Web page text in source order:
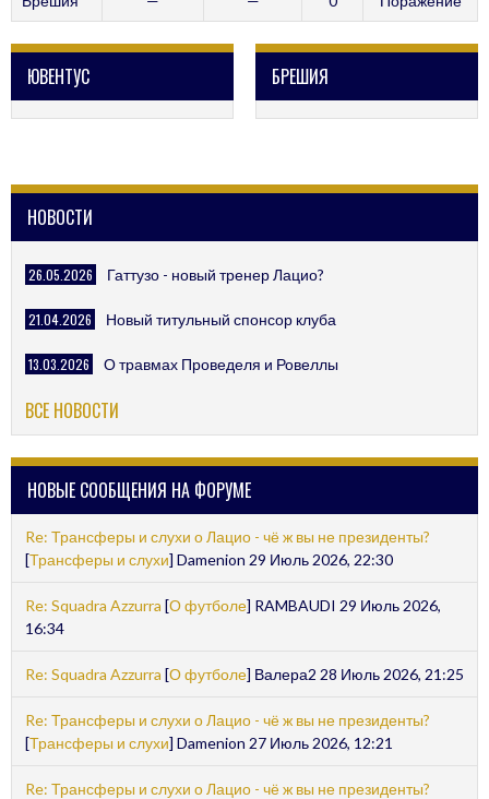
ЮВЕНТУС БРЕШИЯ
НОВОСТИ
26.05.2026 Гаттузо - новый тренер Лацио?
21.04.2026 Новый титульный спонсор клуба
13.03.2026 О травмах Проведеля и Ровеллы
ВСЕ НОВОСТИ
НОВЫЕ СООБЩЕНИЯ НА ФОРУМЕ
Re: Трансферы и слухи о Лацио - чё ж вы не президенты?
[Трансферы и слухи] Damenion 29 Июль 2026, 22:30
Re: Squadra Azzurra [О футболе] RAMBAUDI 29 Июль 2026,
16:34
Re: Squadra Azzurra [О футболе] Валера2 28 Июль 2026, 21:25
Re: Трансферы и слухи о Лацио - чё ж вы не президенты?
[Трансферы и слухи] Damenion 27 Июль 2026, 12:21
Re: Трансферы и слухи о Лацио - чё ж вы не президенты?